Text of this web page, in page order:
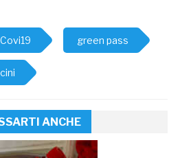
Covi19 green pass
ANCHE